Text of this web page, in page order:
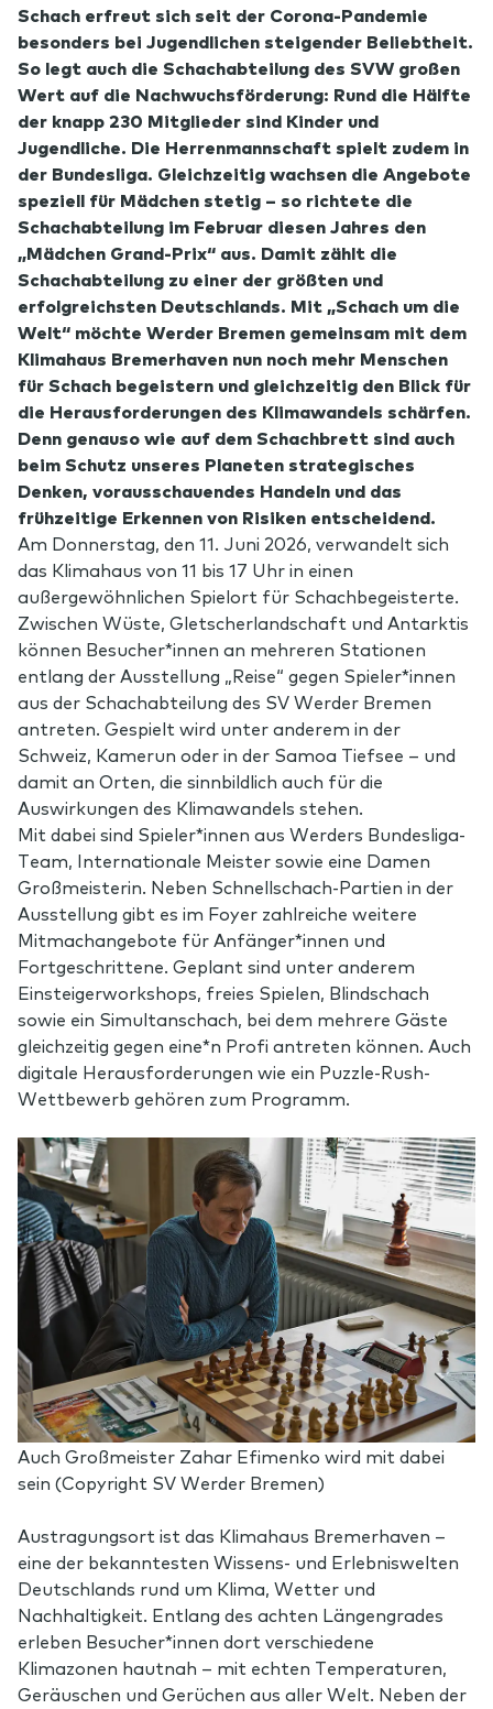
Schach erfreut sich seit der Corona-Pandemie
besonders bei Jugendlichen steigender Beliebtheit.
So legt auch die Schachabteilung des SVW großen
Wert auf die Nachwuchsförderung: Rund die Hälfte
der knapp 230 Mitglieder sind Kinder und
Jugendliche. Die Herrenmannschaft spielt zudem in
der Bundesliga. Gleichzeitig wachsen die Angebote
speziell für Mädchen stetig – so richtete die
Schachabteilung im Februar diesen Jahres den
„Mädchen Grand-Prix“ aus. Damit zählt die
Schachabteilung zu einer der größten und
erfolgreichsten Deutschlands. Mit „Schach um die
Welt“ möchte Werder Bremen gemeinsam mit dem
Klimahaus Bremerhaven nun noch mehr Menschen
für Schach begeistern und gleichzeitig den Blick für
die Herausforderungen des Klimawandels schärfen.
Denn genauso wie auf dem Schachbrett sind auch
beim Schutz unseres Planeten strategisches
Denken, vorausschauendes Handeln und das
frühzeitige Erkennen von Risiken entscheidend.
Am Donnerstag, den 11. Juni 2026, verwandelt sich
das Klimahaus von 11 bis 17 Uhr in einen
außergewöhnlichen Spielort für Schachbegeisterte.
Zwischen Wüste, Gletscherlandschaft und Antarktis
können Besucher*innen an mehreren Stationen
entlang der Ausstellung „Reise“ gegen Spieler*innen
aus der Schachabteilung des SV Werder Bremen
antreten. Gespielt wird unter anderem in der
Schweiz, Kamerun oder in der Samoa Tiefsee – und
damit an Orten, die sinnbildlich auch für die
Auswirkungen des Klimawandels stehen.
Mit dabei sind Spieler*innen aus Werders Bundesliga-
Team, Internationale Meister sowie eine Damen
Großmeisterin. Neben Schnellschach-Partien in der
Ausstellung gibt es im Foyer zahlreiche weitere
Mitmachangebote für Anfänger*innen und
Fortgeschrittene. Geplant sind unter anderem
Einsteigerworkshops, freies Spielen, Blindschach
sowie ein Simultanschach, bei dem mehrere Gäste
gleichzeitig gegen eine*n Profi antreten können. Auch
digitale Herausforderungen wie ein Puzzle-Rush-
Wettbewerb gehören zum Programm.
Auch Großmeister Zahar Efimenko wird mit dabei
sein (Copyright SV Werder Bremen)
Austragungsort ist das Klimahaus Bremerhaven –
eine der bekanntesten Wissens- und Erlebniswelten
Deutschlands rund um Klima, Wetter und
Nachhaltigkeit. Entlang des achten Längengrades
erleben Besucher*innen dort verschiedene
Klimazonen hautnah – mit echten Temperaturen,
Geräuschen und Gerüchen aus aller Welt. Neben der